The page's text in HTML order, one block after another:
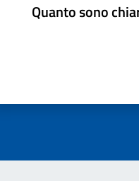
Quanto sono